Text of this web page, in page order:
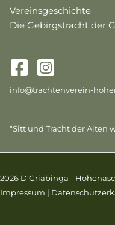
Vereinsgeschichte
Die Gebirgstracht der
info@trachtenverein-
"Sitt und Tracht der Alten
2026 D'Griabinga -
Impressum |